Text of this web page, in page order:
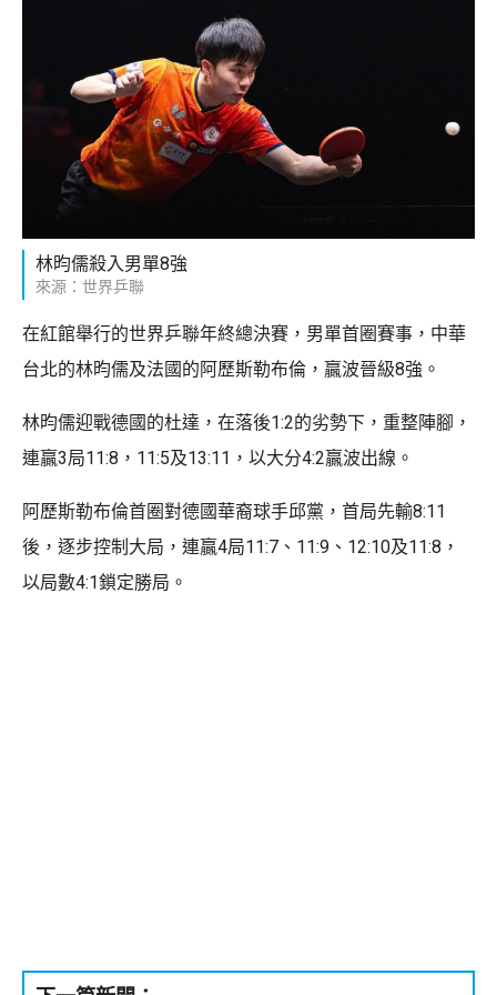
林昀儒殺入男單8強
來源：世界乒聯
在紅館舉行的世界乒聯年終總決賽，男單首圈賽事，中華
台北的林昀儒及法國的阿歷斯勒布倫，贏波晉級8強。
林昀儒迎戰德國的杜達，在落後1:2的劣勢下，重整陣腳，
連贏3局11:8，11:5及13:11，以大分4:2贏波出線。
阿歷斯勒布倫首圈對德國華裔球手邱黨，首局先輸8:11
後，逐步控制大局，連贏4局11:7、11:9、12:10及11:8，
以局數4:1鎖定勝局。 ​​​